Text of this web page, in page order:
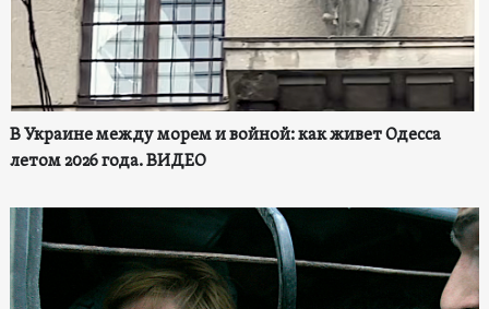
В Украине между морем и войной: как живет Одесса
летом 2026 года. ВИДЕО